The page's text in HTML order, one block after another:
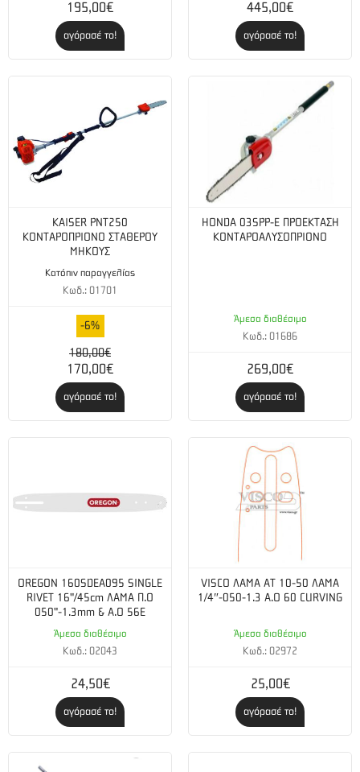
195,00€
αγόρασέ το!
445,00€
αγόρασέ το!
KAISER PNT250
ΚΟΝΤΑΡΟΠΡΙΟΝΟ ΣΤΑΘΕΡΟΥ
ΜΗΚΟΥΣ
Κατόπιν παραγγελίας
Κωδ.: 01701
-6%
180,00€
170,00€
αγόρασέ το!
HONDA 03SPP-E ΠΡΟΕΚΤΑΣΗ
ΚΟΝΤΑΡΟΑΛΥΣΟΠΡΙΟΝΟ
Άμεσα διαθέσιμο
Κωδ.: 01686
269,00€
αγόρασέ το!
OREGON 160SDEA095 SINGLE
RIVET 16"/45cm ΛΑΜΑ Π.Ο
050"-1.3mm & Α.Ο 56Ε
Άμεσα διαθέσιμο
Κωδ.: 02043
24,50€
αγόρασέ το!
VISCO ΛΑΜΑ AT 10-50 ΛΑΜΑ
1/4″-050-1.3 Α.Ο 60 CURVING
Άμεσα διαθέσιμο
Κωδ.: 02972
25,00€
αγόρασέ το!